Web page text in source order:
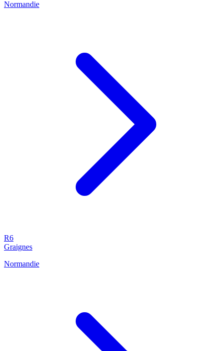
Normandie
R6
Graignes
Normandie